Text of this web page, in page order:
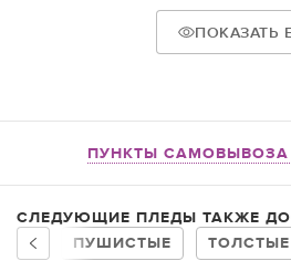
ПОКАЗАТЬ
ПУНКТЫ САМОВЫВОЗА
СЛЕДУЮЩИЕ ПЛЕДЫ ТАКЖЕ
ПУШИСТЫЕ
ТОЛСТЫЕ